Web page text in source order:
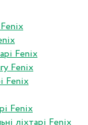
Fenix
Fenix
Fenix
Fenix
Fenix